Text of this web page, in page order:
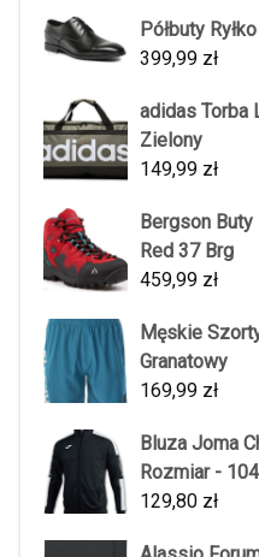
Półbuty
399,99 zł
adidas Torba
Zielony
149,99 zł
Bergson
Red 37 Brg
459,99 zł
Męskie
Granatowy
169,99 zł
Bluza Joma
Rozmiar -
129,80 zł